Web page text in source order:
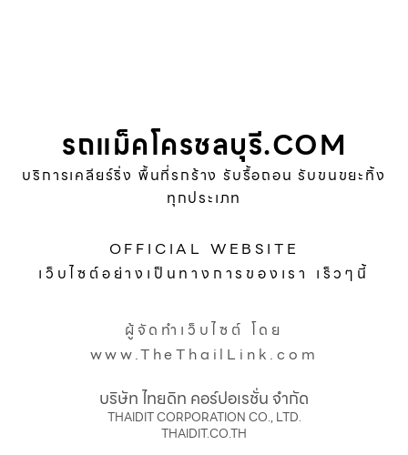
รถแม็คโครชลบุรี.COM
บริการเคลียร์ริ่ง พื้นที่รกร้าง รับรื้อถอน รับขนขยะทิ้ง
ทุกประเภท
OFFICIAL WEBSITE
เว็บไซต์อย่างเป็นทางการของเรา เร็วๆนี้
ผู้จัดทำเว็บไซต์ โดย
www.TheThailLink.com
บริษัท ไทยดิท คอร์ปอเรชั่น จำกัด
THAIDIT CORPORATION CO., LTD.
THAIDIT.CO.TH